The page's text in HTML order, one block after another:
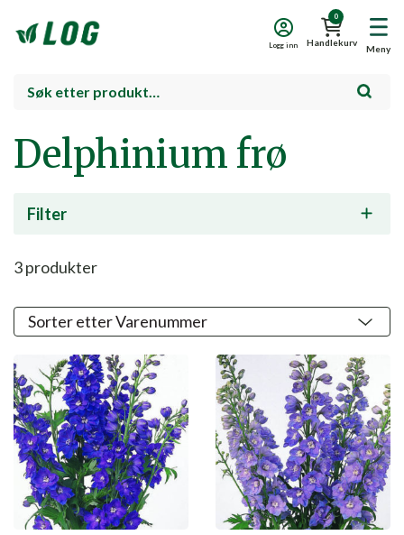
Meny
0
Handlekurv
Logg inn
Delphinium frø
Filter
3produkter